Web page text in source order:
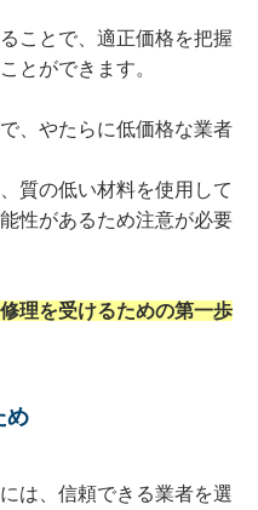
ことで、適正価格を把握
とができます。
、やたらに低価格な業者
質の低い材料を使用して
性があるため注意が必要
理を受けるための第一歩
め
は、信頼できる業者を選